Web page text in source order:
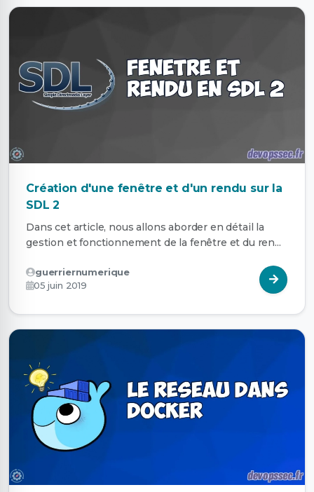
Création d'une fenêtre et d'un rendu sur la
SDL 2
Dans cet article, nous allons aborder en détail la
gestion et fonctionnement de la fenêtre et du ren...
guerriernumerique
05 juin 2019